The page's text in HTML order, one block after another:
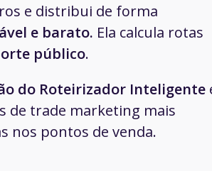
e distribui de forma
e barato. Ela calcula rotas
público.
do Roteirizador Inteligente
de trade marketing mais
nos pontos de venda.